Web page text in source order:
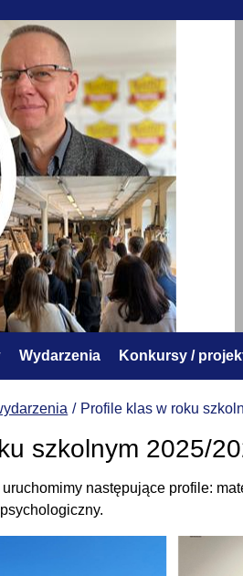
Wydarzenia Konkursy /
Profile klas w roku
szkolnym 2025/
następujące profile: